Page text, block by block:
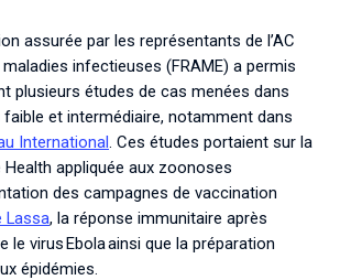
assurée par les représentants de l’AC
infectieuses (FRAME) a permis
plusieurs études de cas menées dans
faible et intermédiaire, notamment dans
International. Ces études portaient sur la
appliquée aux zoonoses
des campagnes de vaccination
Lassa, la réponse immunitaire après
le virus Ebola ainsi que la préparation
épidémies.